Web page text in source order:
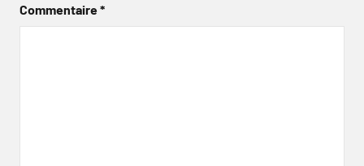
Commentaire*